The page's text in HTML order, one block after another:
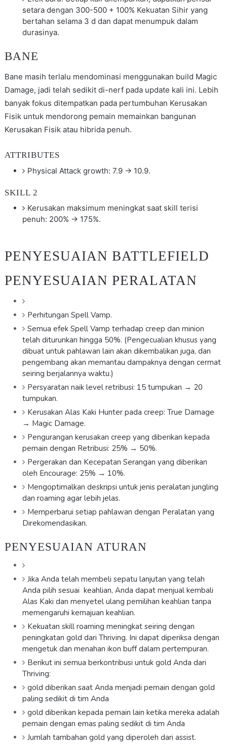
setara dengan 300-500 + 100% Kekuatan Sihir yang
bertahan selama 3 d dan dapat menumpuk dalam
durasinya.
BANE
Bane masih terlalu mendominasi menggunakan build Magic
Damage, jadi telah sedikit di-nerf pada update kali ini. Lebih
banyak fokus ditempatkan pada pertumbuhan Kerusakan
Fisik untuk mendorong pemain memainkan bangunan
Kerusakan Fisik atau hibrida penuh.
ATTRIBUTES
Physical Attack growth: 7.9 → 10.9.
SKILL 2
Kerusakan maksimum meningkat saat skill terisi
penuh: 200% → 175%.
PENYESUAIAN BATTLEFIELD
PENYESUAIAN PERALATAN
Perhitungan Spell Vamp.
Semua efek Spell Vamp terhadap creep dan minion
telah diturunkan hingga 50%. (Pengecualian khusus yang
dibuat untuk pahlawan lain akan dikembalikan juga, dan
pengembang akan memantau dampaknya dengan cermat
seiring berjalannya waktu.)
Persyaratan naik level retribusi: 15 tumpukan → 20
tumpukan.
Kerusakan Alas Kaki Hunter pada creep: True Damage
→ Magic Damage.
Pengurangan kerusakan creep yang diberikan kepada
pemain dengan Retribusi: 25% → 50%.
Pergerakan dan Kecepatan Serangan yang diberikan
oleh Encourage: 25% → 10%.
Mengoptimalkan deskripsi untuk jenis peralatan jungling
dan roaming agar lebih jelas.
Memperbarui setiap pahlawan dengan Peralatan yang
Direkomendasikan.
PENYESUAIAN ATURAN
Jika Anda telah membeli sepatu lanjutan yang telah
Anda pilih sesuai keahlian, Anda dapat menjual kembali
Alas Kaki dan menyetel ulang pemilihan keahlian tanpa
memengaruhi kemajuan keahlian.
Kekuatan skill roaming meningkat seiring dengan
peningkatan gold dari Thriving. Ini dapat diperiksa dengan
mengetuk dan menahan ikon buff dalam pertempuran.
Berikut ini semua berkontribusi untuk gold Anda dari
Thriving:
gold diberikan saat Anda menjadi pemain dengan gold
paling sedikit di tim Anda
gold diberikan kepada pemain lain ketika mereka adalah
pemain dengan emas paling sedikit di tim Anda
Jumlah tambahan gold yang diperoleh dari assist.